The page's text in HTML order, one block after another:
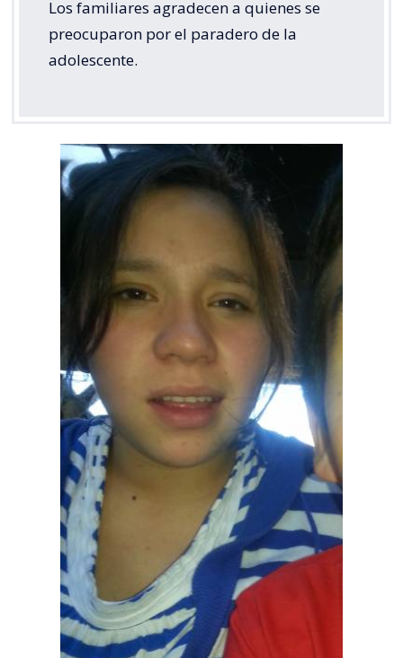
Los familiares agradecen a quienes se
preocuparon por el paradero de la
adolescente.